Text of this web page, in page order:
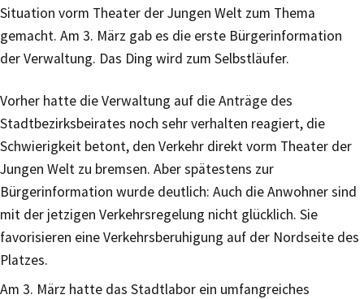
Situation vorm Theater der Jungen Welt zum Thema
gemacht. Am 3. März gab es die erste Bürgerinformation
der Verwaltung. Das Ding wird zum Selbstläufer.
Vorher hatte die Verwaltung auf die Anträge des
Stadtbezirksbeirates noch sehr verhalten reagiert, die
Schwierigkeit betont, den Verkehr direkt vorm Theater der
Jungen Welt zu bremsen. Aber spätestens zur
Bürgerinformation wurde deutlich: Auch die Anwohner sind
mit der jetzigen Verkehrsregelung nicht glücklich. Sie
favorisieren eine Verkehrsberuhigung auf der Nordseite des
Platzes.
Am 3. März hatte das Stadtlabor ein umfangreiches